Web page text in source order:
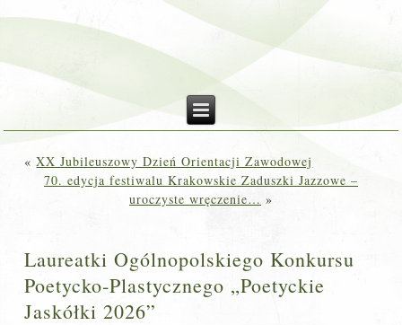
«XX Jubileuszowy Dzień Orientacji Zawodowej
70. edycja festiwalu Krakowskie Zaduszki Jazzowe –
uroczyste wręczenie… »
Laureatki Ogólnopolskiego Konkursu
Poetycko‑Plastycznego „Poetyckie
Jaskółki 2026”